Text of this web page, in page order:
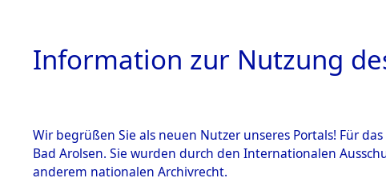
HOME
Information zur Nutzung
Wir begrüßen Sie als neuen Nutzer unseres Portals! Für
Bad Arolsen. Sie wurden durch den Internationalen
anderem nationalen Archivrecht.